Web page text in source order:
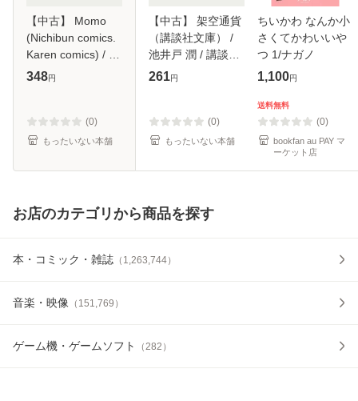
【中古】 Momo
(Nichibun comics.
Karen comics) / 九
重シャム / 日本文
料】
348円
(0)
もったいない本舗
【中古】 架空通貨
（講談社文庫） /
池井戸 潤 / 講談社
[文庫]【メール便送
261円
(0)
もったいない本舗
ちいかわ なんか小
さくてかわいいや
つ 1/ナガノ
1,100円
送料無料
(0)
bookfan au PAY マ
ーケット店
お店のカテゴリから商品を探す
本・コミック・雑誌 （ 1,263,744）
音楽・映像 （ 151,769 ）
ゲーム機・ゲームソフト （282 ）